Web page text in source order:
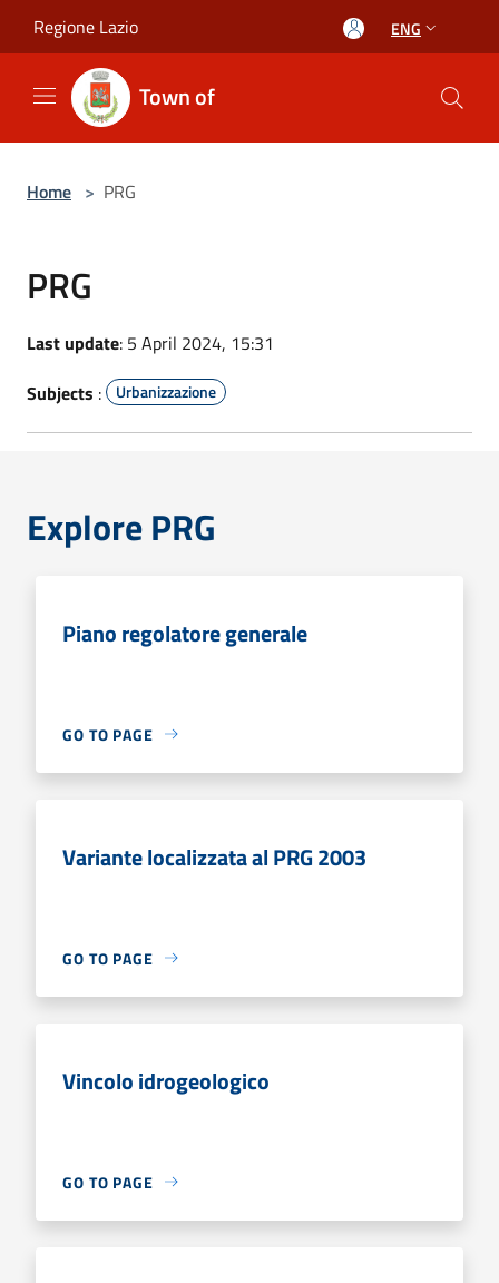
Regione Lazio ENG
Town of
Home > PRG
PRG
Last update: 5 April 2024, 15:31
Subjects : Urbanizzazione
Explore PRG
Piano regolatore generale
GO TO PAGE
Variante localizzata al PRG 2003
GO TO PAGE
Vincolo idrogeologico
GO TO PAGE